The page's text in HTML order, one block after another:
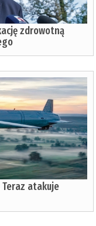
zdrowotną
atakuje